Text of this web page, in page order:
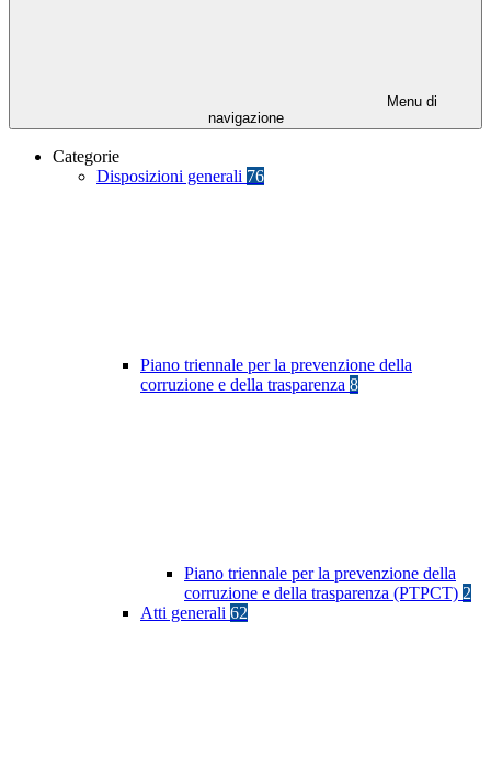
Menu di
navigazione
Categorie
Disposizioni generali 76
Piano triennale per la prevenzione della
corruzione e della trasparenza 8
Piano triennale per la prevenzione della
corruzione e della trasparenza (PTPCT) 2
Atti generali 62